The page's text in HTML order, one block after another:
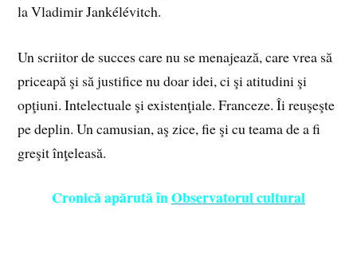
la Vladimir Jankélévitch.
Un scriitor de succes care nu se menajează, care vrea să
priceapă şi să justifice nu doar idei, ci şi atitudini şi
opţiuni. Intelectuale şi existenţiale. Franceze. Îi reuşeşte
pe deplin. Un camusian, aş zice, fie şi cu teama de a fi
greşit înţeleasă.
Cronică apărută înObservatorul cultural